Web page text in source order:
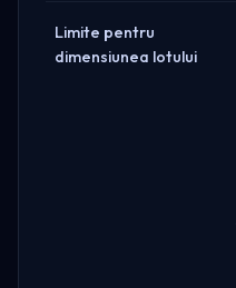
Limite pentru
dimensiunea lotului